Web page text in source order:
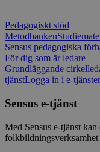
Pedagogiskt stöd
Metodbanken
Sensus pedagogiska
För dig som är ledare
Grundläggande
tjänstLogga in i e-
Sensus e-tjänst
Med Sensus e-tjänst
folkbildningsverksamhet